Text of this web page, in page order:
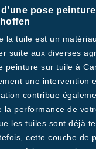
d’une pose
la tuile est un
suite aux diverses
peinture sur tuile à
une intervention
contribue
la performance de
les tuiles sont déjà
cette couche de